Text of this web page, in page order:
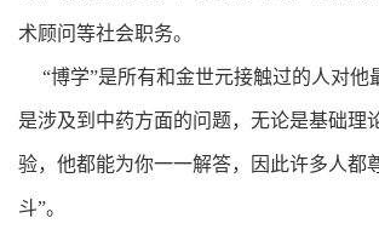
术顾问等社会职务。
“博学”是所有和金世元接触过的人对他
是涉及到中药方面的问题，无论是基础理
验，他都能为你一一解答，因此许多人都
斗”。